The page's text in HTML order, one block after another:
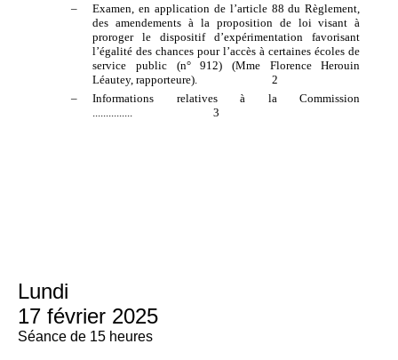
–
Examen, en application de l’article 88 du Règlement,
des amendements à la proposition de loi visant à
proroger le dispositif d’expérimentation favorisant
l’égalité des chances pour l’accès à certaines écoles de
service public (n° 912) (Mme Florence Herouin
Léautey, rapporteure). 2
–
Informations relatives à la Commission
3
Lundi
17 février 2025
Séance de 15 heures